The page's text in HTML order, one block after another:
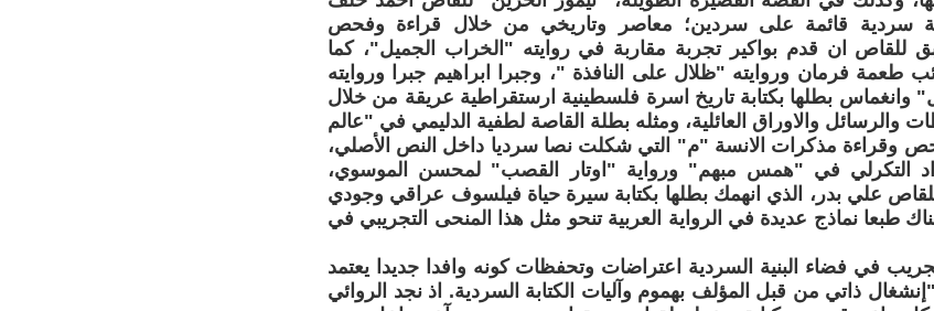
سردية قائمة على سردين؛ معاصر وتاريخي من خلال قراءة وفحص
للقاص ان قدم بواكير تجربة مقاربة في روايته "الخراب الجميل"، كما
طعمة فرمان وروايته "ظلال على النافذة "، وجبرا ابراهيم جبرا وروايته
بطلها بكتابة تاريخ اسرة فلسطينية ارستقراطية عريقة من خلال
والاوراق العائلية، ومثله بطلة القاصة لطفية الدليمي في "عالم
وقراءة مذكرات الانسة "م" التي شكلت نصا سرديا داخل النص الأصلي،
التكرلي في "همس مبهم" ورواية "اوتار القصب" لمحسن الموسوي،
للقاص علي بدر، الذي انهمك بطلها بكتابة سيرة حياة فيلسوف عراقي وجودي
طبعا نماذج عديدة في الرواية العربية تنحو مثل هذا المنحى التجريبي في
في فضاء البنية السردية اعتراضات وتحفظات كونه وافدا جديدا يعتمد
ذاتي من قبل المؤلف بهموم وآليات الكتابة السردية. اذ نجد الروائي